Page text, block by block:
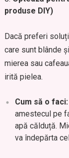
produse DIY)
Dacă preferi
care sunt blânde
mierea sau
irită pielea.
Cum să o faci:
amestecul pe
apă călduță.
va îndepărta